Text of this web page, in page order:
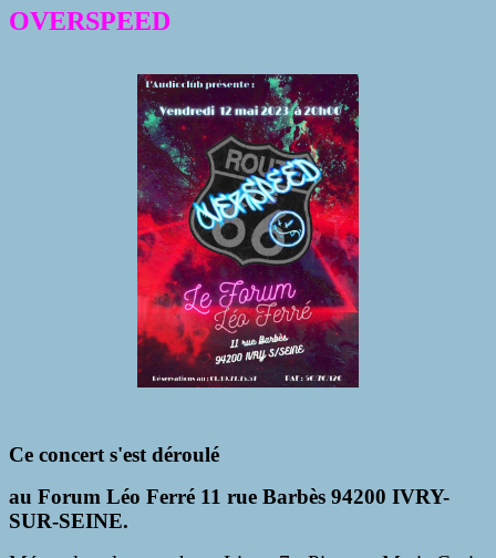
OVERSPEED
Ce concert s'est déroulé
au Forum Léo Ferré 11 rue Barbès 94200 IVRY-
SUR-SEINE.